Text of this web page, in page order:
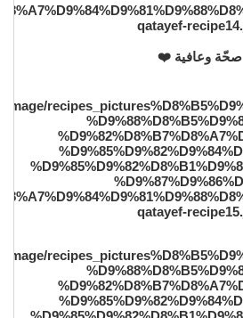
صحّة وعافية ❤️️